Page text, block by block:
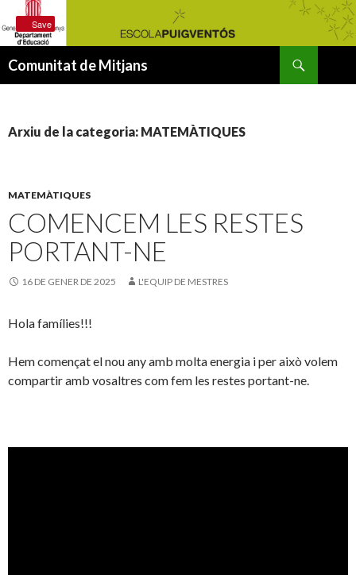
Comunitat de Mitjans
Arxiu de la categoria: MATEMÀTIQUES
MATEMÀTIQUES
COMENCEM LES RESTES
PORTANT-NE
16 DE GENER DE 2025 L'EQUIP DE MESTRES
Hola famílies!!!
Hem començat el nou any amb molta energia i per això volem
compartir amb vosaltres com fem les restes portant-ne.
Save